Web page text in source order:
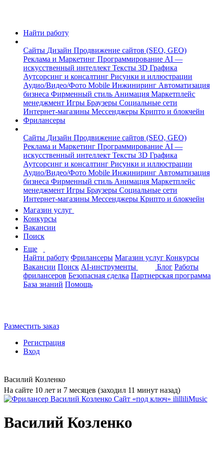
Найти работу
Сайты Дизайн Продвижение сайтов (SEO, GEO)
Реклама и Маркетинг Программирование AI —
искусственный интеллект Тексты 3D Графика
Аутсорсинг и консалтинг Рисунки и иллюстрации
Аудио/Видео/Фото Mobile Инжиниринг Автоматизация
бизнеса Фирменный стиль Анимация Маркетплейс
менеджмент Игры Браузеры Социальные сети
Интернет-магазины Мессенджеры Крипто и блокчейн
Фрилансеры
Сайты Дизайн Продвижение сайтов (SEO, GEO)
Реклама и Маркетинг Программирование AI —
искусственный интеллект Тексты 3D Графика
Аутсорсинг и консалтинг Рисунки и иллюстрации
Аудио/Видео/Фото Mobile Инжиниринг Автоматизация
бизнеса Фирменный стиль Анимация Маркетплейс
менеджмент Игры Браузеры Социальные сети
Интернет-магазины Мессенджеры Крипто и блокчейн
Магазин услуг
Конкурсы
Вакансии
Поиск
Еще
Найти работу Фрилансеры Магазин услуг Конкурсы
Вакансии Поиск AI-инструменты Блог Работы
фрилансеров Безопасная сделка Партнерская программа
База знаний Помощь
Разместить заказ
Регистрация
Вход
Василий Козленко
На сайте 10 лет и 7 месяцев (заходил 11 минут назад)
Василий Козленко